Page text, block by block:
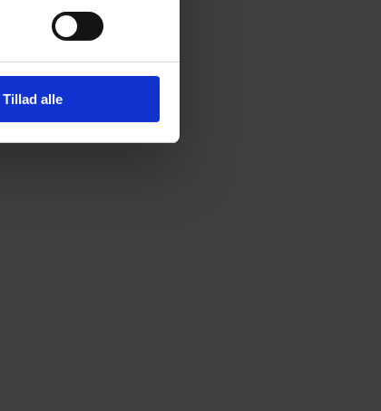
Tillad alle